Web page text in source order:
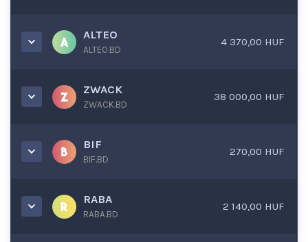
ALTEO
ALTEO.BD
4 370,00 HUF
ZWACK
ZWACK.BD
38 000,00 HUF
BIF
BIF.BD
270,00 HUF
RABA
RABA.BD
2 140,00 HUF